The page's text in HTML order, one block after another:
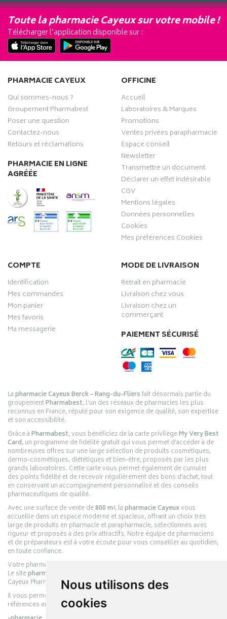
Nous utilisons des
cookies
Toute la pharmacie Cayeux sur votre mobile !
Télécharger l’application disponible sur :
PHARMACIE CAYEUX
Qui sommes-nous ?
Groupement Pharmabest
Poser une question
Contactez-nous
Retours et réclamations
PHARMACIE EN LIGNE
AGRÉÉE
OFFICINE
Accueil
Laboratoires & Marques
Promotions
Ventes privées parapharmacie
Espace conseil
Newsletter
Transmettre un document
Déclarer un effet indésirable
CGV
Mentions légales
Données personnelles
Cookies
Mes préférences Cookies
COMPTE
Identification
Mes commandes
Mon panier
Mes favoris
Ma messagerie
MODE DE LIVRAISON
Retrait en pharmacie
Livraison chez vous
Livraison chez un
commerçant
PAIEMENT SÉCURISÉ
Lapharmacie Cayeux Berck – Rang-du-Fliersfait désormais partie du
groupementPharmabest, l’un des réseaux de pharmacies les plus
reconnus en France, réputé pour son exigence de qualité, son expertise
et son accessibilité.
Grâce àPharmabest, vous bénéficiez de la carte privilègeMy Very Best
Card, un programme de fidélité gratuit qui vous permet d’accéder à de
nombreuses offres sur une large sélection de produits cosmétiques,
dermo-cosmétiques, diététiques et bien-être, proposés par les plus
grands laboratoires. Cette carte vous permet également de cumuler
des points fidélité et de recevoir régulièrement des bons d’achat, tout
en conservant un accompagnement personnalisé et des conseils
pharmaceutiques de qualité.
Avec une surface de vente de800 m², lapharmacie Cayeuxvous
accueille dans un espace moderne et spacieux, offrant un choix très
large de produits en pharmacie et parapharmacie, sélectionnés avec
rigueur et proposés à des prix attractifs. Notre équipe de pharmaciens
et de préparateurs est à votre écoute pour vous conseiller au quotidien,
en toute confiance.
Votre pharmacie en ligne :
Le sitepharmacie-cayeux.fr
Cayeux Pharmabest Berck-sur-Mer – Rang-du-Fliers.
Il vous permet de réaliser vos achats en ligne parmi des milliers de
références en :